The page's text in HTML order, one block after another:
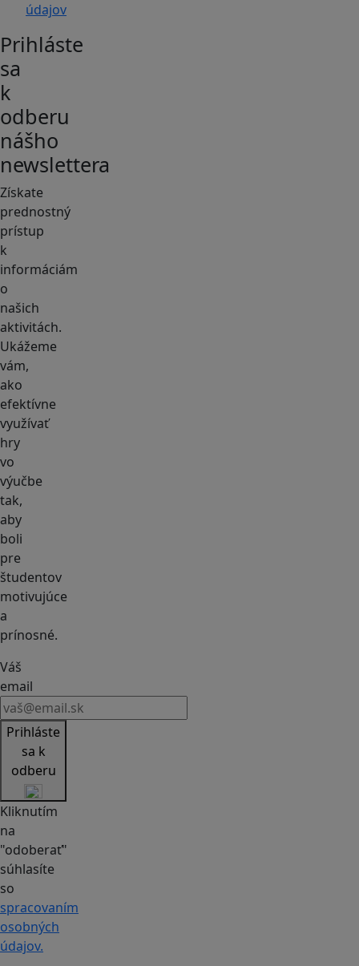
údajov
Prihláste
sa
k
odberu
nášho
newslettera
Získate
prednostný
prístup
k
informáciám
o
našich
aktivitách.
Ukážeme
vám,
ako
efektívne
využívať
hry
vo
výučbe
tak,
aby
boli
pre
študentov
motivujúce
a
prínosné.
Váš
email
Prihláste
sa k
odberu
Kliknutím
na
"odoberať"
súhlasíte
so
spracovaním
osobných
údajov.